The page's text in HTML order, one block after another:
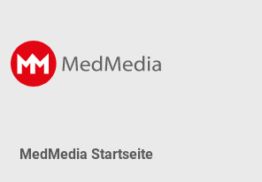
MedMedia Startseite